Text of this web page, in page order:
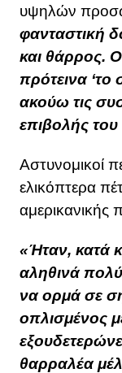
υψηλών
φανταστική
και θάρρος.
πρότεινα ‘το
ακούω τις
επιβολής
Αστυνομικοί
ελικόπτερα
αμερικανικής
«Ήταν, κατά
αληθινά
να ορμά σε
οπλισμένος
θαρραλέα